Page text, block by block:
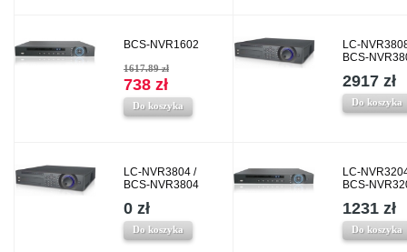
BCS-NVR1602
1617.89 zł
738 zł
Do koszyka
LC-
BCS-
2917 zł
Do koszyka
LC-NVR3804 /
BCS-NVR3804
0 zł
Do koszyka
LC-
BCS-
1231 zł
Do koszyka